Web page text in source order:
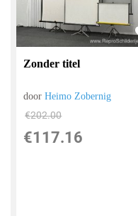
Zonder titel
doorHeimo Zobernig
€202.00
€117.16